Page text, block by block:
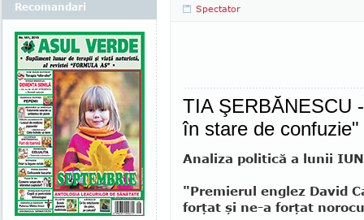
Spectator
TIA ŞERBĂNESCU
în stare de confuzie"
Analiza politică a lunii
"Premierul englez David
forţat şi ne-a forţat
Recomandari